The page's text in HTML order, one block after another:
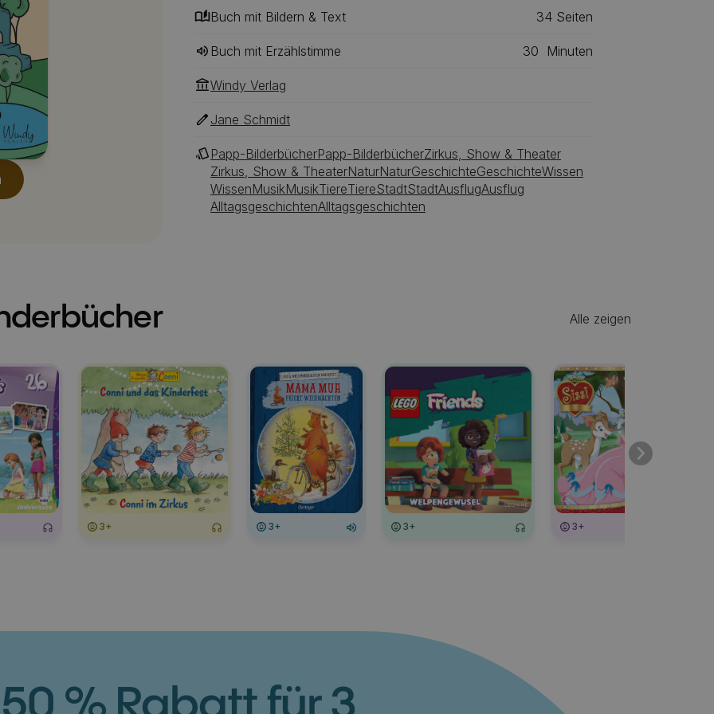
Wissenswertes und Skurriles zu entdecken – für große und
kleine Leser!
Buch mit Bildern & Text 34 ‎‎ Seiten
Buch mit Erzählstimme 30 Minuten
Windy Verlag
Jane Schmidt
Papp-BilderbücherPapp-BilderbücherZirkus, Show & Theater
Zirkus, Show & TheaterNaturNaturGeschichteGeschichteWissen
WissenMusikMusikTiereTiereStadtStadtAusflugAusflug
AlltagsgeschichtenAlltagsgeschichten
Alle zeigen
3+ 3+ 3+ 3+